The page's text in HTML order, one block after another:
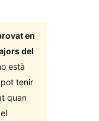
en
del
està
tenir
quan